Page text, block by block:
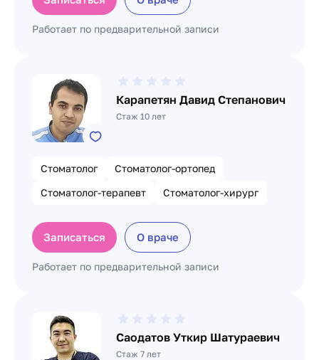
Работает по предварительной записи
Карапетян Давид Степанович
Стаж 10 лет
Стоматолог
Стоматолог-ортопед
Стоматолог-терапевт
Стоматолог-хирург
Записаться О враче
Работает по предварительной записи
Саодатов Уткир Шатураевич
Стаж 7 лет